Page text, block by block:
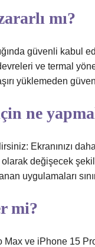
mı?
güvenli kabul
ve termal
yüklemeden
ne
Ekranınızı
olarak değişecek
uygulamaları
mi?
ve iPhone 15